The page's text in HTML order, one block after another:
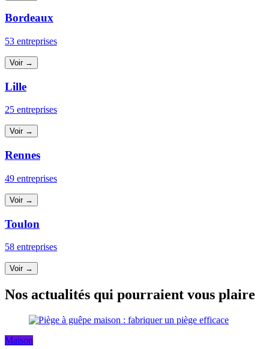
Bordeaux
53 entreprises
Voir →
Lille
25 entreprises
Voir →
Rennes
49 entreprises
Voir →
Toulon
58 entreprises
Voir →
Nos actualités qui pourraient vous plaire
Maison